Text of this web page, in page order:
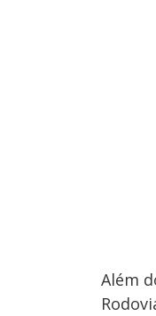
Além